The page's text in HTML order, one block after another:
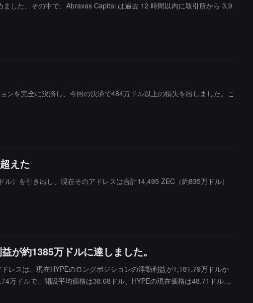
した。その中で、Abraxas Capital は過去 12 時間以内に取引所から 3,9
を完全に決済し、今回の決済で484万ドル以上の損失を出しました。こ
えた
）を引き出し、現在そのアドレスは合計14,495 ZEC（約835万ドル）
が約1385万ドルに達しました。
レスは、現在HYPEのロングポジションの浮動利益が1,181.79万ドルか
万ドルで、開設平均価格は38.68ドル、HYPEの現在価格は48.71ドル、